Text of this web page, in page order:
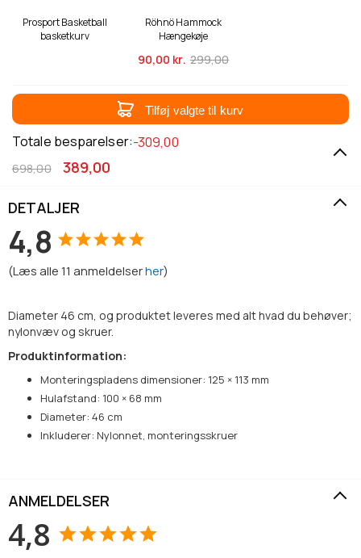
Prosport Basketball
basketkurv
Röhnö Hammock
Hængekøje
90,00 kr. 299,00
Tilføj valgte til kurv
Totale besparelser:-309,00
389,00
698,00
DETALJER
4,8
(Læs alle11 anmeldelserher)
Diameter 46 cm, og produktet leveres med alt hvad du behøver;
nylonvæv og skruer.
Produktinformation:
Monteringspladens dimensioner: 125 × 113 mm
Hulafstand: 100 × 68 mm
Diameter: 46 cm
Inkluderer: Nylonnet, monteringsskruer
ANMELDELSER
4,8